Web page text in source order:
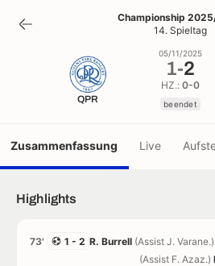
1-2
beendet
Championship
14. Spieltag
QPR
05/11/2025
1-2
HZ.: 0-0
beendet
Zusammenfassung Live
Highlights
73' 1 - 2 R. Burrell (Assist J. Varane.)
(Assist F. Azaz.)